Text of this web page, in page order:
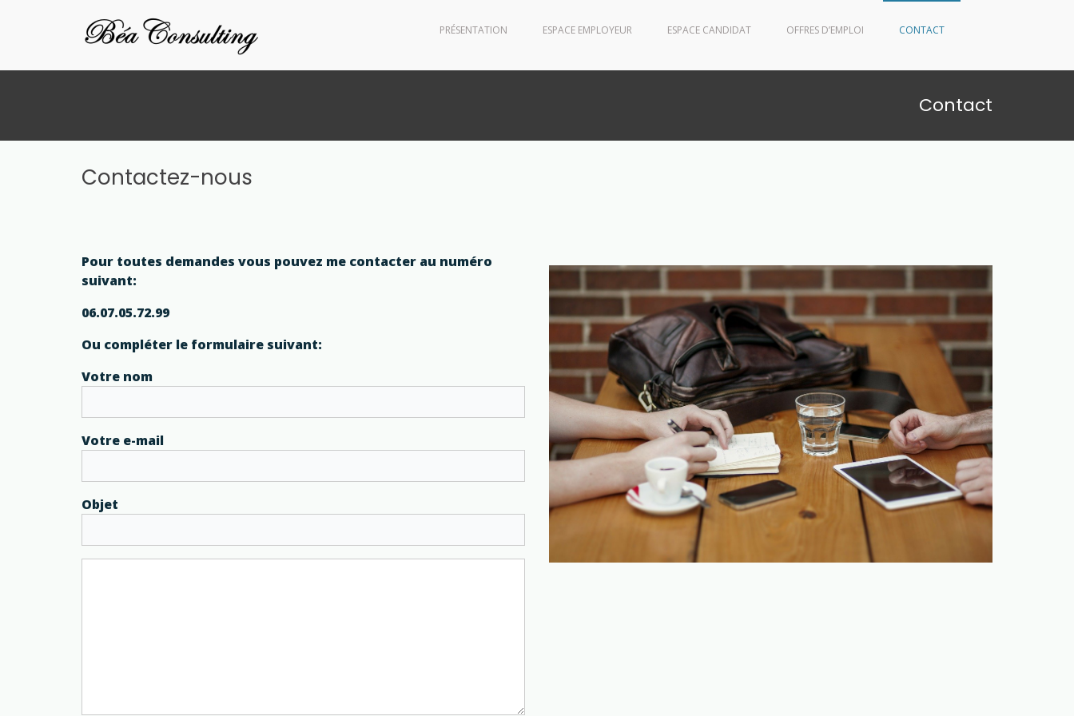
PRÉSENTATION ESPACE EMPLOYEUR ESPACE CANDIDAT OFFRES D’EMPLOI CONTACT
Contact
Contactez-nous
Pour toutes demandes vous pouvez me contacter au numéro
suivant:
06.07.05.72.99
Ou compléter le formulaire suivant:
Votre nom
Votre e-mail
Objet